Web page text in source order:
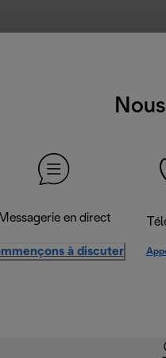
en direct
à discuter